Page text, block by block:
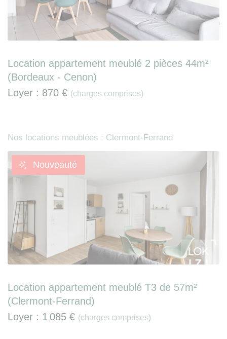
Location appartement meublé 2 pièces 44m²
(Bordeaux - Cenon)
Loyer : 870 € (charges comprises)
Nos locations meublées : Clermont-Ferrand
Nouveauté
Location appartement meublé T3 de 57m²
(Clermont-Ferrand)
Loyer : 1 085 € (charges comprises)